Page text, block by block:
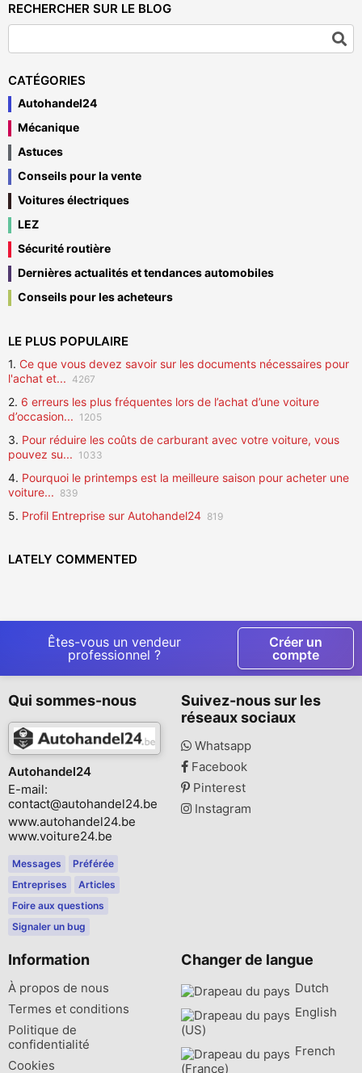
RECHERCHER SUR LE BLOG
CATÉGORIES
Autohandel24
Mécanique
Astuces
Conseils pour la vente
Voitures électriques
LEZ
Sécurité routière
Dernières actualités et tendances automobiles
Conseils pour les acheteurs
LE PLUS POPULAIRE
1. Ce que vous devez savoir sur les documents nécessaires pour
l'achat et... 4267
2. 6 erreurs les plus fréquentes lors de l’achat d’une voiture
d’occasion... 1205
3. Pour réduire les coûts de carburant avec votre voiture, vous
pouvez su... 1033
4. Pourquoi le printemps est la meilleure saison pour acheter une
voiture... 839
5. Profil Entreprise sur Autohandel24 819
LATELY COMMENTED
Êtes-vous un vendeur
professionnel ?
Créer un
compte
Qui sommes-nous
Autohandel24
E-mail:
contact@autohandel24.be
www.autohandel24.be
www.voiture24.be
Messages
Préférée
Entreprises
Articles
Foire aux questions
Signaler un bug
Suivez-nous sur les
réseaux sociaux
Whatsapp
Facebook
Pinterest
Instagram
Information
À propos de nous
Termes et conditions
Politique de
confidentialité
Cookies
Changer de langue
Dutch‎
English
(US)‎
French
(France)‎